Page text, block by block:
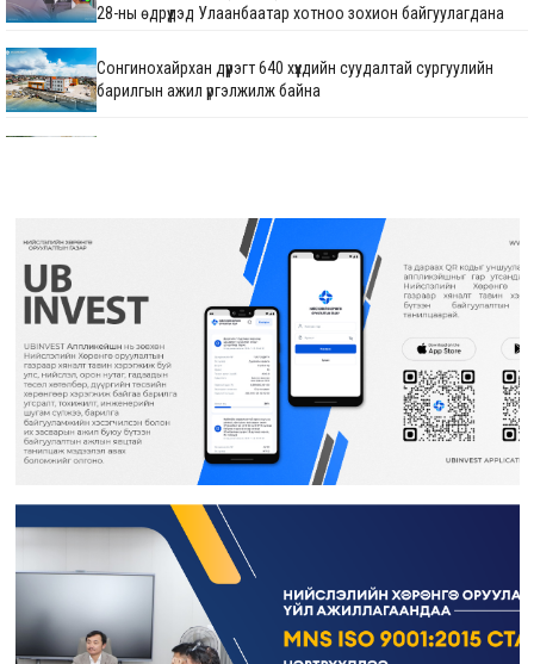
28-ны өдрүүдэд Улаанбаатар хотноо зохион байгуулагдана
Сонгинохайрхан дүүрэгт 640 хүүхдийн суудалтай сургуулийн
барилгын ажил үргэлжилж байна
720 хүүхдийн суудалтай сургуулийн барилгын ажил 60 хувийн
гүйцэтгэлтэй үргэлжилж байна
Нийтийн тээврийн автопаркийн гадна тохижилтын ажлыг
гүйцэтгэж байна
25 дугаар сургуулийн гадна фасад, спорт заалны засварын
ажил үргэлжилж байна
НИЙСЛЭЛИЙН ХҮҮХДИЙН СЭРГЭЭН ЗАСАХ ТӨВИЙН
БАРИЛГА УГСРАЛТЫН АЖИЛ ДУУСЛАА
Налайх дүүрэгт боловсрол, эрүүл мэндийн байгууллагуудын
барилгын засвар, шинэчлэлийн ажлууд хийгдэж байна